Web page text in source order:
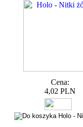
Cena:
4,02 PLN